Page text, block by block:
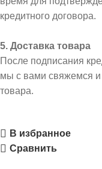
кредитного договора.
5. Доставка товара
После подписания
мы с вами свяжемся и
товара.
В избранное
Сравнить